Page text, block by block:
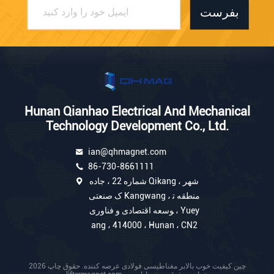
بفرست
Hunan Qianhao Electrical And Mechanical
Technology Development Co., Ltd.
ian@qhmagnet.com
86-730-8661111
شماره 22 ، جاده Qikang ، شهر
ک صنعتی Kangwang ، منطقه ت
وسعه اقتصادی و فناوری ، Yuey
ang ، 414000 ، Hunan ، CN2
چین کیفیت خوب بالابر مغناطیسی فولادی عرضه کننده. حقوق چاپ 2026